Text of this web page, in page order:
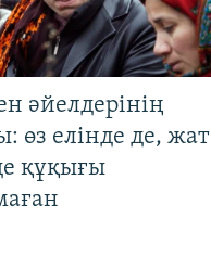
әйелдерінің
өз елінде де, жат
құқығы